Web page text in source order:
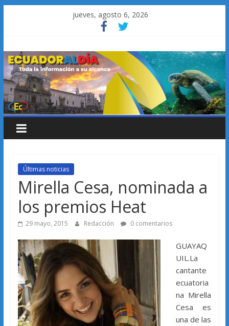
jueves, agosto 6, 2026
Últimas noticias
Mirella Cesa, nominada a
los premios Heat
29 mayo, 2015 Redacción 0 comentarios
GUAYAQ
UIL.La
cantante
ecuatoria
na Mirella
Cesa es
una de las